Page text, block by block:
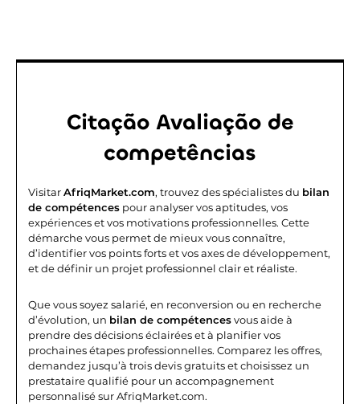
Citação Avaliação de
competências
VisitarAfriqMarket.com, trouvez des spécialistes du bilan
de compétences pour analyser vos aptitudes, vos
expériences et vos motivations professionnelles. Cette
démarche vous permet de mieux vous connaître,
d’identifier vos points forts et vos axes de développement,
et de définir un projet professionnel clair et réaliste.
Que vous soyez salarié, en reconversion ou en recherche
d’évolution, un bilan de compétencesvous aide à
prendre des décisions éclairées et à planifier vos
prochaines étapes professionnelles. Comparez les offres,
demandez jusqu’à trois devis gratuits et choisissez un
prestataire qualifié pour un accompagnement
personnalisé sur AfriqMarket.com.